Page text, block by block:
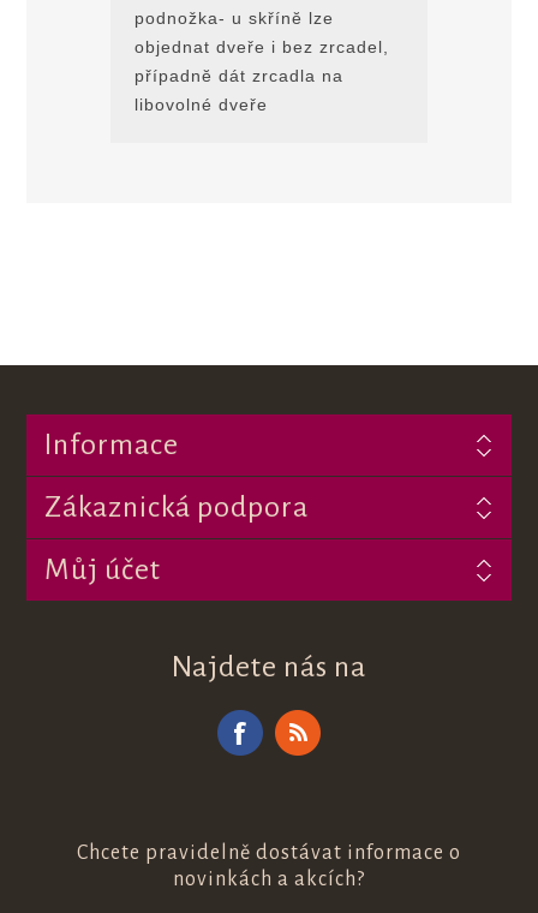
podnožka- u skřínĕ lze
objednat dveře i bez zrcadel,
případnĕ dát zrcadla na
libovolné dveře
Informace
Zákaznická podpora
Můj účet
Najdete nás na
Chcete pravidelně dostávat informace o
novinkách a akcích?